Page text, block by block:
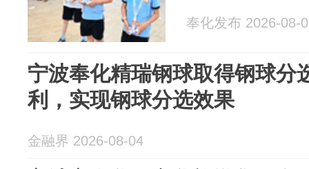
奉化发布 2026-08-
宁波奉化精瑞钢球取得钢球分
利，实现钢球分选效果
金融界 2026-08-04